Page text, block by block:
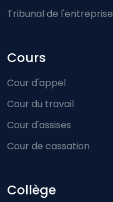
Tribunal de l'entreprise
Cours
Cour d'appel
Cour du travail
Cour d'assises
Cour de cassation
Collège